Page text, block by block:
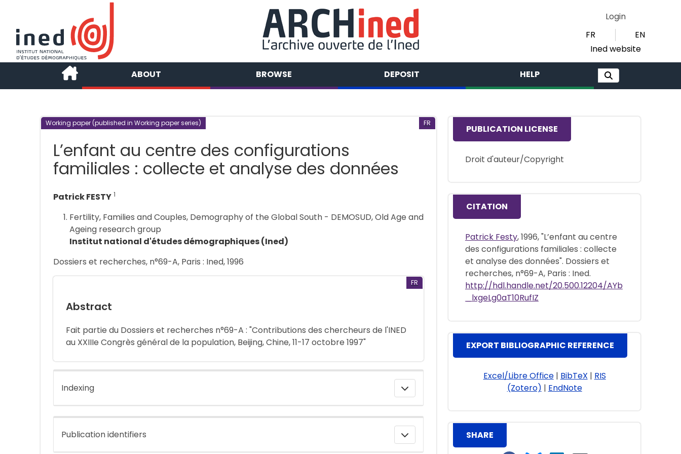
Login
FR
EN
Ined website
ABOUT BROWSE DEPOSIT HELP
Working paper (published in Working paper series) FR
L’enfant au centre des configurations
familiales : collecte et analyse des données
Patrick FESTY 1
Fertility, Families and Couples, Demography of the Global South - DEMOSUD, Old Age and
Ageing research group
Institut national d'études démographiques (Ined)
Dossiers et recherches, n°69-A, Paris : Ined, 1996
FR
Abstract
Fait partie du Dossiers et recherches n°69-A : "Contributions des chercheurs de l'INED
au XXIIIe Congrès général de la population, Beijing, Chine, 11-17 octobre 1997"
Indexing
Publication identifiers
PUBLICATION LICENSE
Droit d'auteur/Copyright
CITATION
Patrick Festy, 1996, "L’enfant au centre
des configurations familiales : collecte
et analyse des données". Dossiers et
recherches, n°69-A, Paris : Ined.
http://hdl.handle.net/20.500.12204/AYb
_lxgeLg0aT10RufIZ
EXPORT BIBLIOGRAPHIC REFERENCE
Excel/Libre Office| BibTeX | RIS
(Zotero) | EndNote
SHARE